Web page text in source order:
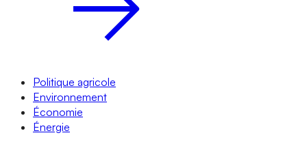
Politique agricole
Environnement
Économie
Énergie